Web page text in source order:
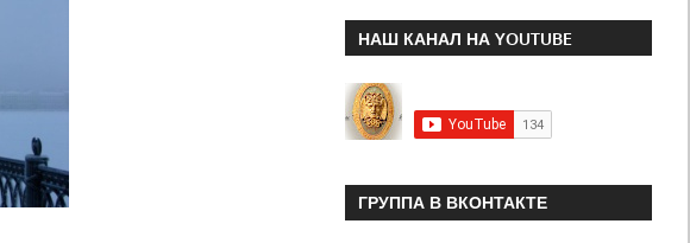
НАШ КАНАЛ НА YOUTUBE
ГРУППА В ВКОНТАКТЕ